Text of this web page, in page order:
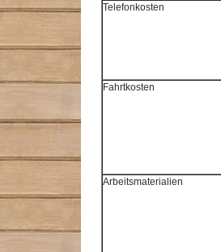
Telefonkosten
Fahrtkosten
Arbeitsmaterialien